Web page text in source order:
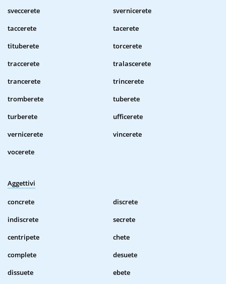
sveccerete
svernicerete
taccerete
tacerete
tituberete
torcerete
traccerete
tralascerete
trancerete
trincerete
tromberete
tuberete
turberete
ufficerete
vernicerete
vincerete
vocerete
Aggettivi
concrete
discrete
indiscrete
secrete
centripete
chete
complete
desuete
dissuete
ebete